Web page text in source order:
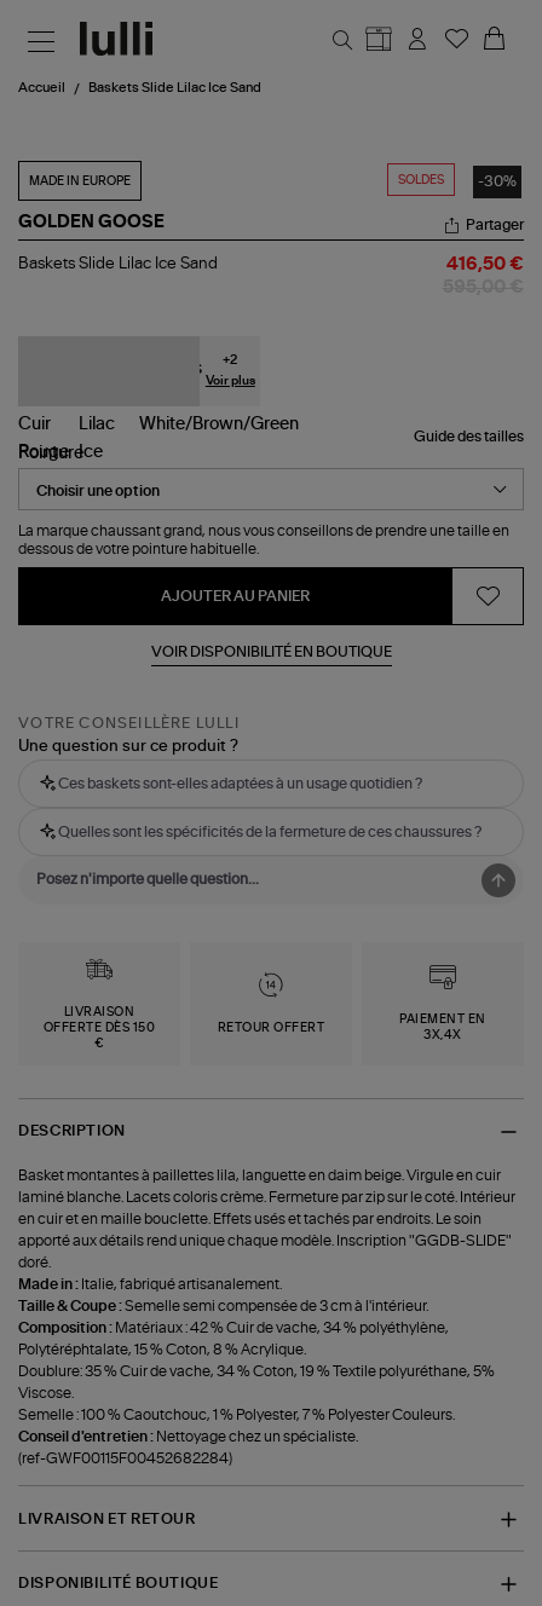
Accueil Baskets Slide Lilac Ice Sand
SOLDES -30%
MADE IN EUROPE
GOLDEN GOOSE
Baskets
Partager
Baskets Slide Lilac Ice Sand 416,50 €
+2
Voir plus
Guide des tailles
Pointure
La marque chaussant grand, nous vous conseillons de prendre une taille en
dessous de votre pointure habituelle.
AJOUTER AU PANIER
VOIR DISPONIBILITÉ EN BOUTIQUE
VOTRE CONSEILLÈRE LULLI
Une question sur ce produit ?
Ces baskets sont-elles adaptées à un usage quotidien ?
Quelles sont les spécificités de la fermeture de ces chaussures ?
LIVRAISON
OFFERTE DÈS 150
€
RETOUR OFFERT
PAIEMENT EN
3X,4X
DESCRIPTION
Basket montantes à paillettes lila, languette en daim beige. Virgule en cuir
laminé blanche. Lacets coloris crème. Fermeture par zip sur le coté. Intérieur
en cuir et en maille bouclette. Effets usés et tachés par endroits. Le soin
apporté aux détails rend unique chaque modèle. Inscription "GGDB-SLIDE"
doré.
Made in : Italie, fabriqué artisanalement.
Taille & Coupe :Semelle semi compensée de 3 cm à l'intérieur.
Composition : Matériaux : 42 % Cuir de vache, 34 % polyéthylène,
Polytéréphtalate, 15 % Coton, 8 % Acrylique.
Doublure: 35 % Cuir de vache, 34 % Coton, 19 % Textile polyuréthane, 5%
Viscose.
Semelle : 100 % Caoutchouc, 1 % Polyester, 7 % Polyester Couleurs.
Conseil d'entretien : Nettoyage chez un spécialiste.
(ref-GWF00115F00452682284)
LIVRAISON ET RETOUR
DISPONIBILITÉ BOUTIQUE